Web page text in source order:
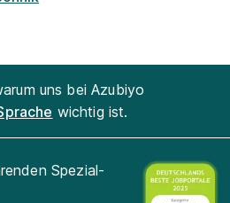
uns bei Azubiyo
wichtig ist.
Spezial-